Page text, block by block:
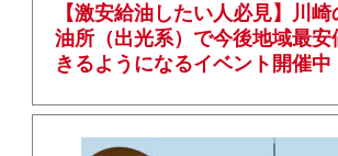
【激安給油したい人必見】川
油所（出光系）で今後地域最安
きるようになるイベント開催中